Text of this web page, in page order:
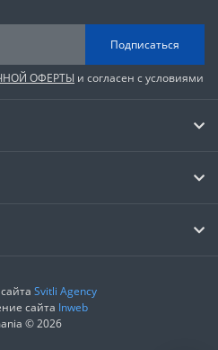
Подписаться
ОФЕРТЫ и согласен с условиями
Svitli Agency
сайта Inweb
© 2026